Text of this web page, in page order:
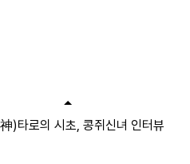
)타로의 시초, 콩쥐신녀 인터뷰